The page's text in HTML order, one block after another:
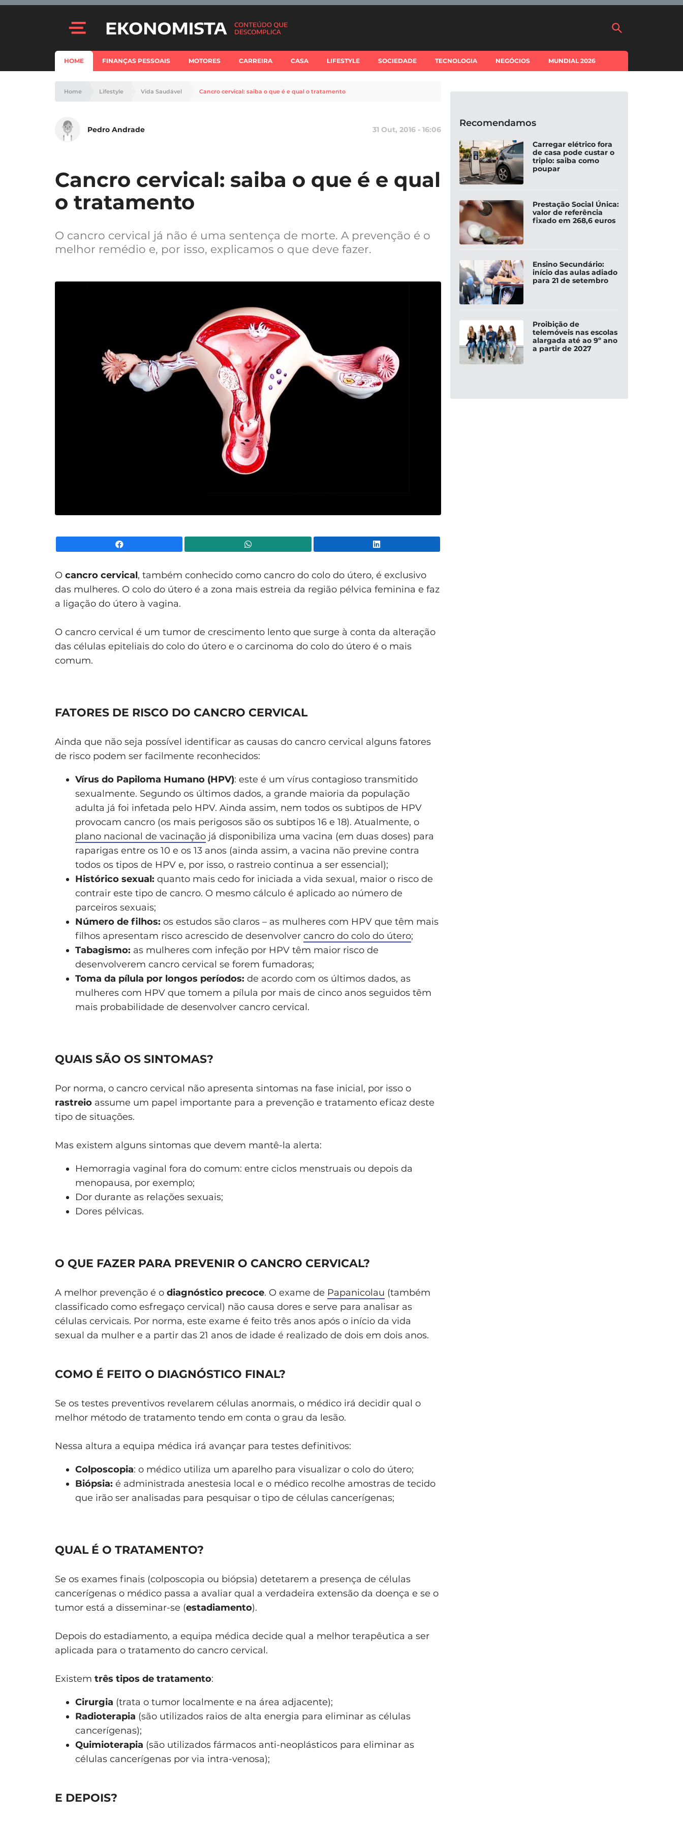
HOME FINANÇAS PESSOAIS MOTORES CARREIRA CASA LIFESTYLE SOCIEDADE TECNOLOGIA NEGÓCIOS MUNDIAL 2026
Home Lifestyle Vida Saudável Cancro cervical: saiba o que é e qual o tratamento
Pedro Andrade 31 Out, 2016 - 16:06
Cancro cervical: saiba o que é e qual
o tratamento
O cancro cervical já não é uma sentença de morte. A prevenção é o
melhor remédio e, por isso, explicamos o que deve fazer.
O cancro cervical, também conhecido como cancro do colo do útero, é exclusivo
das mulheres. O colo do útero é a zona mais estreia da região pélvica feminina e faz
a ligação do útero à vagina.
O cancro cervical é um tumor de crescimento lento que surge à conta da alteração
das células epiteliais do colo do útero e o carcinoma do colo do útero é o mais
comum.
FATORES DE RISCO DO CANCRO CERVICAL
Ainda que não seja possível identificar as causas do cancro cervical alguns fatores
de risco podem ser facilmente reconhecidos:
Vírus do Papiloma Humano (HPV): este é um vírus contagioso transmitido
sexualmente. Segundo os últimos dados, a grande maioria da população
adulta já foi infetada pelo HPV. Ainda assim, nem todos os subtipos de HPV
provocam cancro (os mais perigosos são os subtipos 16 e 18). Atualmente, o
plano nacional de vacinação já disponibiliza uma vacina (em duas doses) para
raparigas entre os 10 e os 13 anos (ainda assim, a vacina não previne contra
todos os tipos de HPV e, por isso, o rastreio continua a ser essencial);
Histórico sexual: quanto mais cedo for iniciada a vida sexual, maior o risco de
contrair este tipo de cancro. O mesmo cálculo é aplicado ao número de
parceiros sexuais;
Número de filhos: os estudos são claros – as mulheres com HPV que têm mais
filhos apresentam risco acrescido de desenvolver cancro do colo do útero;
Tabagismo: as mulheres com infeção por HPV têm maior risco de
desenvolverem cancro cervical se forem fumadoras;
Toma da pílula por longos períodos: de acordo com os últimos dados, as
mulheres com HPV que tomem a pílula por mais de cinco anos seguidos têm
mais probabilidade de desenvolver cancro cervical.
QUAIS SÃO OS SINTOMAS?
Por norma, o cancro cervical não apresenta sintomas na fase inicial, por isso o
rastreio assume um papel importante para a prevenção e tratamento eficaz deste
tipo de situações.
Mas existem alguns sintomas que devem mantê-la alerta:
Hemorragia vaginal fora do comum: entre ciclos menstruais ou depois da
menopausa, por exemplo;
Dor durante as relações sexuais;
Dores pélvicas.
O QUE FAZER PARA PREVENIR O CANCRO CERVICAL?
A melhor prevenção é o diagnóstico precoce. O exame de Papanicolau (também
classificado como esfregaço cervical) não causa dores e serve para analisar as
células cervicais. Por norma, este exame é feito três anos após o início da vida
sexual da mulher e a partir das 21 anos de idade é realizado de dois em dois anos.
COMO É FEITO O DIAGNÓSTICO FINAL?
Se os testes preventivos revelarem células anormais, o médico irá decidir qual o
melhor método de tratamento tendo em conta o grau da lesão.
Nessa altura a equipa médica irá avançar para testes definitivos:
Colposcopia: o médico utiliza um aparelho para visualizar o colo do útero;
Biópsia: é administrada anestesia local e o médico recolhe amostras de tecido
que irão ser analisadas para pesquisar o tipo de células cancerígenas;
QUAL É O TRATAMENTO?
Se os exames finais (colposcopia ou biópsia) detetarem a presença de células
cancerígenas o médico passa a avaliar qual a verdadeira extensão da doença e se o
tumor está a disseminar-se (estadiamento).
Depois do estadiamento, a equipa médica decide qual a melhor terapêutica a ser
aplicada para o tratamento do cancro cervical.
Existem três tipos de tratamento:
Cirurgia (trata o tumor localmente e na área adjacente);
Radioterapia (são utilizados raios de alta energia para eliminar as células
cancerígenas);
Quimioterapia (são utilizados fármacos anti-neoplásticos para eliminar as
células cancerígenas por via intra-venosa);
E DEPOIS?
Recomendamos
Carregar elétrico fora
de casa pode custar o
triplo: saiba como
poupar
Prestação Social Única:
valor de referência
fixado em 268,6 euros
Ensino Secundário:
início das aulas adiado
para 21 de setembro
Proibição de
telemóveis nas escolas
alargada até ao 9º ano
a partir de 2027